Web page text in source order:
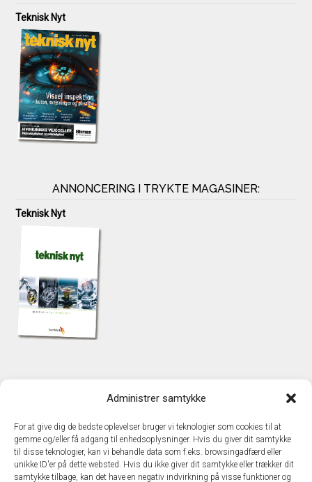
Administrer samtykke
For at give dig de bedste oplevelser bruger vi teknologier som cookies til at
gemme og/eller få adgang til enhedsoplysninger. Hvis du giver dit samtykke
til disse teknologier, kan vi behandle data som f.eks. browsingadfærd eller
unikke ID'er på dette websted. Hvis du ikke giver dit samtykke eller trækker dit
samtykke tilbage, kan det have en negativ indvirkning på visse funktioner og
Teknisk Nyt
ANNONCERING I TRYKTE MAGASINER:
Teknisk Nyt
TechMedia A/S
DK - 2600 Glostrup
www.techmedia.dk
Telefon: +45 43 24 26 28
E-mail:info@techmedia.dk